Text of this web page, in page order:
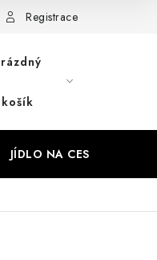
Registrace
košík
JÍDLO NA CESTU